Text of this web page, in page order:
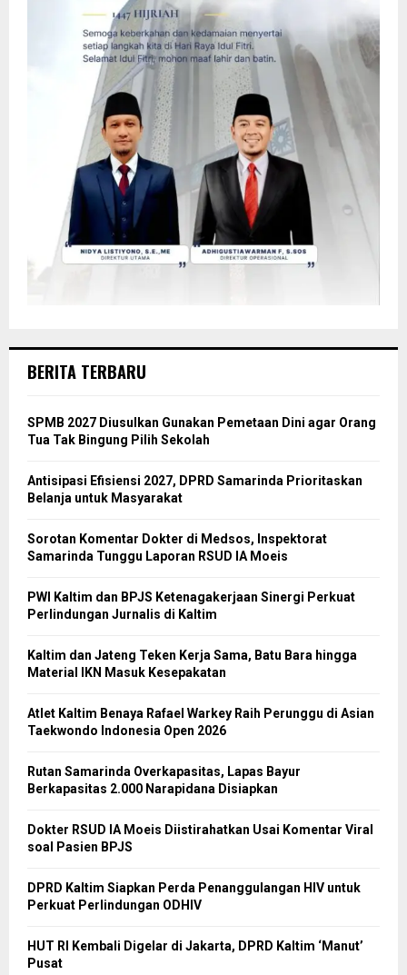
BERITA TERBARU
SPMB 2027 Diusulkan Gunakan Pemetaan Dini agar Orang
Tua Tak Bingung Pilih Sekolah
Antisipasi Efisiensi 2027, DPRD Samarinda Prioritaskan
Belanja untuk Masyarakat
Sorotan Komentar Dokter di Medsos, Inspektorat
Samarinda Tunggu Laporan RSUD IA Moeis
PWI Kaltim dan BPJS Ketenagakerjaan Sinergi Perkuat
Perlindungan Jurnalis di Kaltim
Kaltim dan Jateng Teken Kerja Sama, Batu Bara hingga
Material IKN Masuk Kesepakatan
Atlet Kaltim Benaya Rafael Warkey Raih Perunggu di Asian
Taekwondo Indonesia Open 2026
Rutan Samarinda Overkapasitas, Lapas Bayur
Berkapasitas 2.000 Narapidana Disiapkan
Dokter RSUD IA Moeis Diistirahatkan Usai Komentar Viral
soal Pasien BPJS
DPRD Kaltim Siapkan Perda Penanggulangan HIV untuk
Perkuat Perlindungan ODHIV
HUT RI Kembali Digelar di Jakarta, DPRD Kaltim ‘Manut’
Pusat